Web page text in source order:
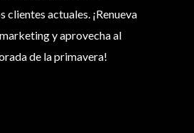
clientes actuales. ¡Renueva
y aprovecha al
de la primavera!